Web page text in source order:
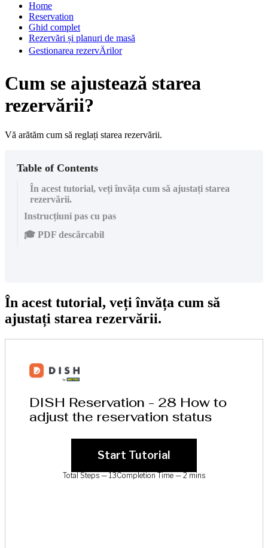
Home
Reservation
Ghid complet
Rezervări și planuri de masă
Gestionarea rezervÄrilor
Cum se ajustează starea
rezervării?
Vă arătăm cum să reglați starea rezervării.
Table of Contents
În acest tutorial, veți învăța cum să ajustați starea
rezervării.
Instrucțiuni pas cu pas
🎓 PDF descărcabil
În acest tutorial, veți învăța cum să
ajustați starea rezervării.